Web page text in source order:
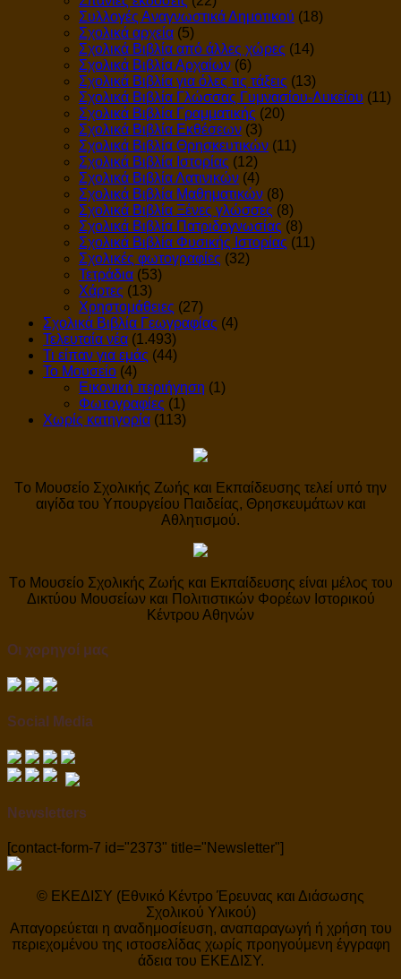
Συλλογές Αναγνωστικά Δημοτικού (18)
Σχολικά αρχεία (5)
Σχολικά Βιβλία από άλλες χώρες (14)
Σχολικά Βιβλία Αρχαίων (6)
Σχολικά Βιβλία για όλες τις τάξεις (13)
Σχολικά Βιβλία Γλώσσας Γυμνασίου-Λυκείου (11)
Σχολικά Βιβλία Γραμματικής (20)
Σχολικά Βιβλία Εκθέσεων (3)
Σχολικά Βιβλία Θρησκευτικών (11)
Σχολικά Βιβλία Ιστορίας (12)
Σχολικά Βιβλία Λατινικών (4)
Σχολικά Βιβλία Μαθηματικών (8)
Σχολικά Βιβλία Ξένες γλώσσες (8)
Σχολικά Βιβλία Πατριδογνωσίας (8)
Σχολικά Βιβλία Φυσικής Ιστορίας (11)
Σχολικές φωτογραφίες (32)
Τετράδια (53)
Χάρτες (13)
Χρηστομάθειες (27)
Σχολικά Βιβλία Γεωγραφίας (4)
Τελευταία νέα (1.493)
Τι είπαν για εμάς (44)
Το Μουσείο (4)
Εικονική περιήγηση (1)
Φωτογραφίες (1)
Χωρίς κατηγορία (113)
Tο Μουσείο Σχολικής Ζωής και Εκπαίδευσης τελεί υπό την
αιγίδα του Υπουργείου Παιδείας, Θρησκευμάτων και
Αθλητισμού.
Tο Μουσείο Σχολικής Ζωής και Εκπαίδευσης είναι μέλος του
Δικτύου Μουσείων και Πολιτιστικών Φορέων Ιστορικού
Κέντρου Αθηνών
Οι χορηγοί μας
Social Media
Newsletters
[contact-form-7 id="2373" title="Newsletter"]
© ΕΚΕΔΙΣΥ (Εθνικό Κέντρο Έρευνας και Διάσωσης
Σχολικού Υλικού)
Απαγορεύεται η αναδημοσίευση, αναπαραγωγή ή χρήση του
περιεχομένου της ιστοσελίδας χωρίς προηγούμενη έγγραφη
άδεια του ΕΚΕΔΙΣΥ.